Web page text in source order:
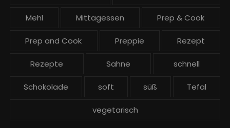
Mehl Mittagessen Prep & Cook
Prep and Cook Preppie Rezept
Rezepte Sahne schnell
Schokolade soft süß Tefal
vegetarisch